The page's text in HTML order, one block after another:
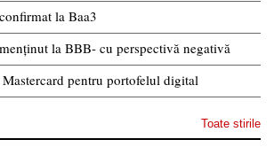
la Baa3
la BBB- cu perspectivă negativă
pentru portofelul digital
Toate stirile